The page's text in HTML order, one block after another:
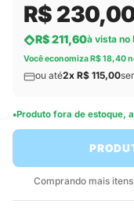
R$
R$ 211,60à vista no
Você economiza R$ 18,40
ou até2x R$ 115,00
Produto fora de estoque,
Comprando mais